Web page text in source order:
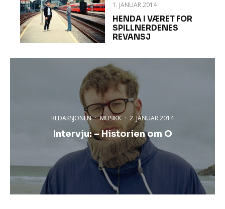
1. JANUAR 2014
HENDA I VÆRET FOR
SPILLNERDENES
REVANSJ
REDAKSJONEN · MUSIKK · 2. JANUAR 2014
Intervju: – Historien om O